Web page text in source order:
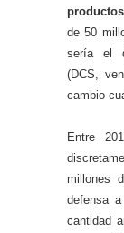
de 50
sería el
(DCS,
cambio
Entre
millones
defensa
cantidad